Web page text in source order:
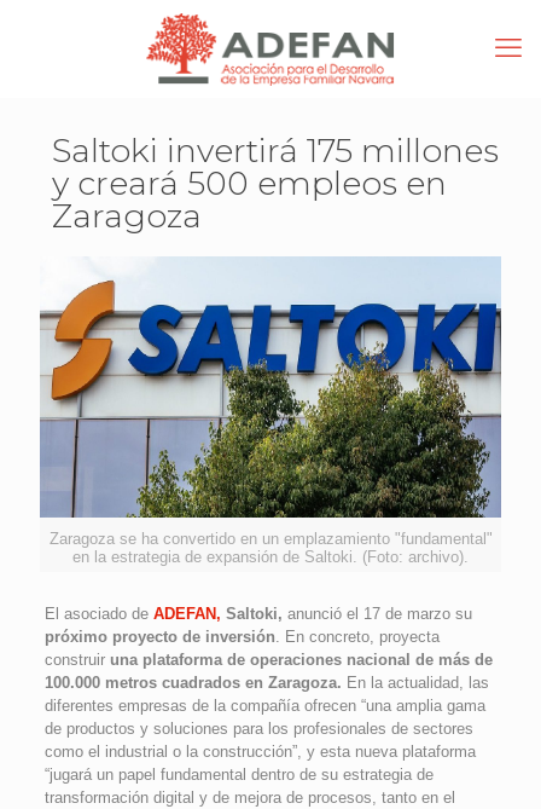
Saltoki invertirá 175 millones
y creará 500 empleos en
Zaragoza
Zaragoza se ha convertido en un emplazamiento "fundamental"
en la estrategia de expansión de Saltoki. (Foto: archivo).
El asociado de ADEFAN, Saltoki, anunció el 17 de marzo su
próximo proyecto de inversión. En concreto, proyecta
construir una plataforma de operaciones nacional de más de
100.000 metros cuadrados en Zaragoza. En la actualidad, las
diferentes empresas de la compañía ofrecen “una amplia gama
de productos y soluciones para los profesionales de sectores
como el industrial o la construcción”, y esta nueva plataforma
“jugará un papel fundamental dentro de su estrategia de
transformación digital y de mejora de procesos, tanto en el